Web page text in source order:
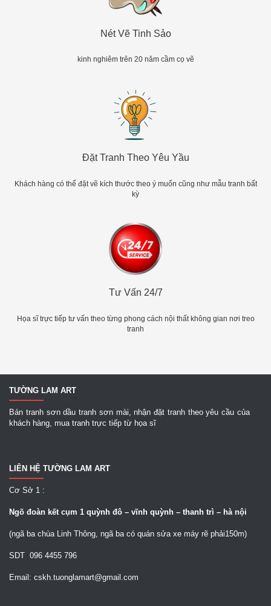
Nét Vẽ Tinh Sảo
kinh nghiêm trên 20 năm cầm cọ vẽ
Đặt Tranh Theo Yêu Yầu
Khách hàng có thể đặt vẽ kích thước theo ý muốn cũng như mẫu tranh bất
kỳ
Tư Vấn 24/7
Họa sĩ trực tiếp tư vấn theo từng phong cách nội thất không gian nơi treo
tranh
TƯỜNG LAM ART
Bán tranh sơn dầu tranh sơn mài, nhận đặt tranh theo yêu cầu của
khách hàng, mua tranh trực tiếp từ họa sĩ
LIÊN HỆ TƯỜNG LAM ART
Cơ Sở 1 :
Ngõ đoàn kết cụm 1 quỳnh đô – vĩnh quỳnh – thanh trì – hà nội
(ngã ba chùa Linh Thông, ngã ba có quán sửa xe máy rẽ phải150m)
SDT 096 4455 796
Email: cskh.tuonglamart@gmail.com